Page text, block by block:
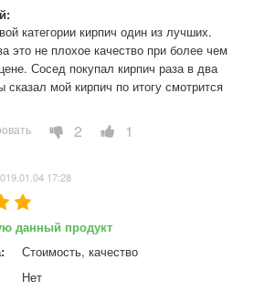
категории кирпич один из лучших.
это не плохое качество при более чем
Сосед покупал кирпич раза в два
сказал мой кирпич по итогу смотрится
2 1
17:28
данный продукт
Стоимость, качество
Нет